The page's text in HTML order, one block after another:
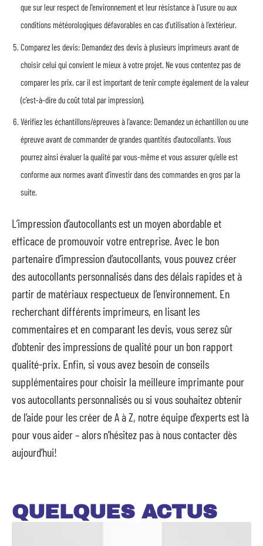
que sur leur respect de l’environnement et leur résistance à l’usure ou aux
conditions météorologiques défavorables en cas d’utilisation à l’extérieur.
Comparez les devis: Demandez des devis à plusieurs imprimeurs avant de
choisir celui qui convient le mieux à votre projet. Ne vous contentez pas de
comparer les prix, car il est important de tenir compte également de la valeur
(c’est-à-dire du coût total par impression).
Vérifiez les échantillons/épreuves à l’avance: Demandez un échantillon ou une
épreuve avant de commander de grandes quantités d’autocollants. Vous
pourrez ainsi évaluer la qualité par vous-même et vous assurer qu’elle est
conforme aux normes avant d’investir dans des commandes en gros par la
suite.
L’impression d’autocollants est un moyen abordable et
efficace de promouvoir votre entreprise. Avec le bon
partenaire d’impression d’autocollants, vous pouvez créer
des autocollants personnalisés dans des délais rapides et à
partir de matériaux respectueux de l’environnement. En
recherchant différents imprimeurs, en lisant les
commentaires et en comparant les devis, vous serez sûr
d’obtenir des impressions de qualité pour un bon rapport
qualité-prix. Enfin, si vous avez besoin de conseils
supplémentaires pour choisir la meilleure imprimante pour
vos autocollants personnalisés ou si vous souhaitez obtenir
de l’aide pour les créer de A à Z, notre équipe d’experts est là
pour vous aider – alors n’hésitez pas à nous contacter dès
aujourd’hui!
QUELQUES ACTUS